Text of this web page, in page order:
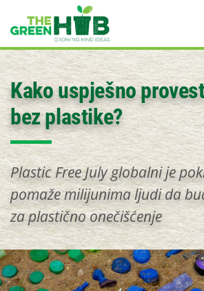
Skip to main content
Kako uspješno
bez plastike?
Plastic Free July globalni je
pomaže milijunima ljudi da
za plastično onečišćenje